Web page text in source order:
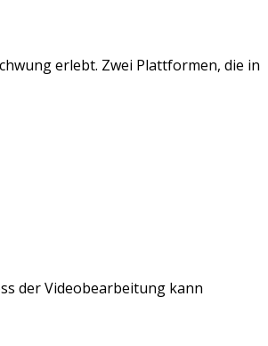
erlebt. Zwei Plattformen, die in
der Videobearbeitung kann